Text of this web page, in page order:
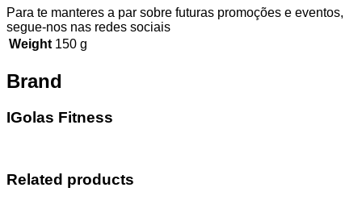
Para te manteres a par sobre futuras promoções e eventos,
segue-nos nas redes sociais
Weight 150 g
Brand
IGolas Fitness
Related products